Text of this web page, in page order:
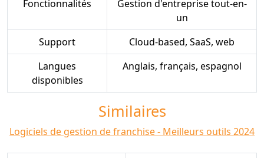
Fonctionnalités
Gestion d'entreprise tout-en-
un
Support
Cloud-based, SaaS, web
Langues
disponibles
Anglais, français, espagnol
Similaires
Logiciels de gestion de franchise - Meilleurs outils 2024